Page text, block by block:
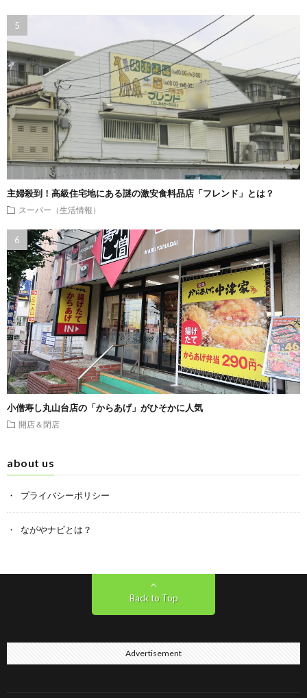
主婦殺到！高級住宅地にある謎の激安食料品店「フレンド」とは？
スーパー（生活情報）
小僧寿し丸山台店の「からあげ」がひそかに人気
開店＆閉店
about us
プライバシーポリシー
ながやナビとは？
Back to Top
Advertisement